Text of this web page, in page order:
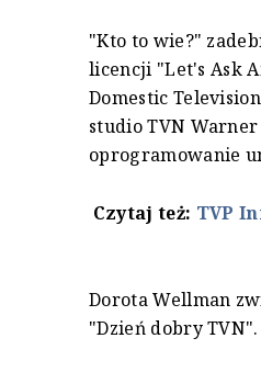
"Kto to wie?"
licencji "Let's Ask
Domestic
studio TVN
oprogramowanie
Czytaj też: TVP
Dorota Wellman
"Dzień dobry TVN".